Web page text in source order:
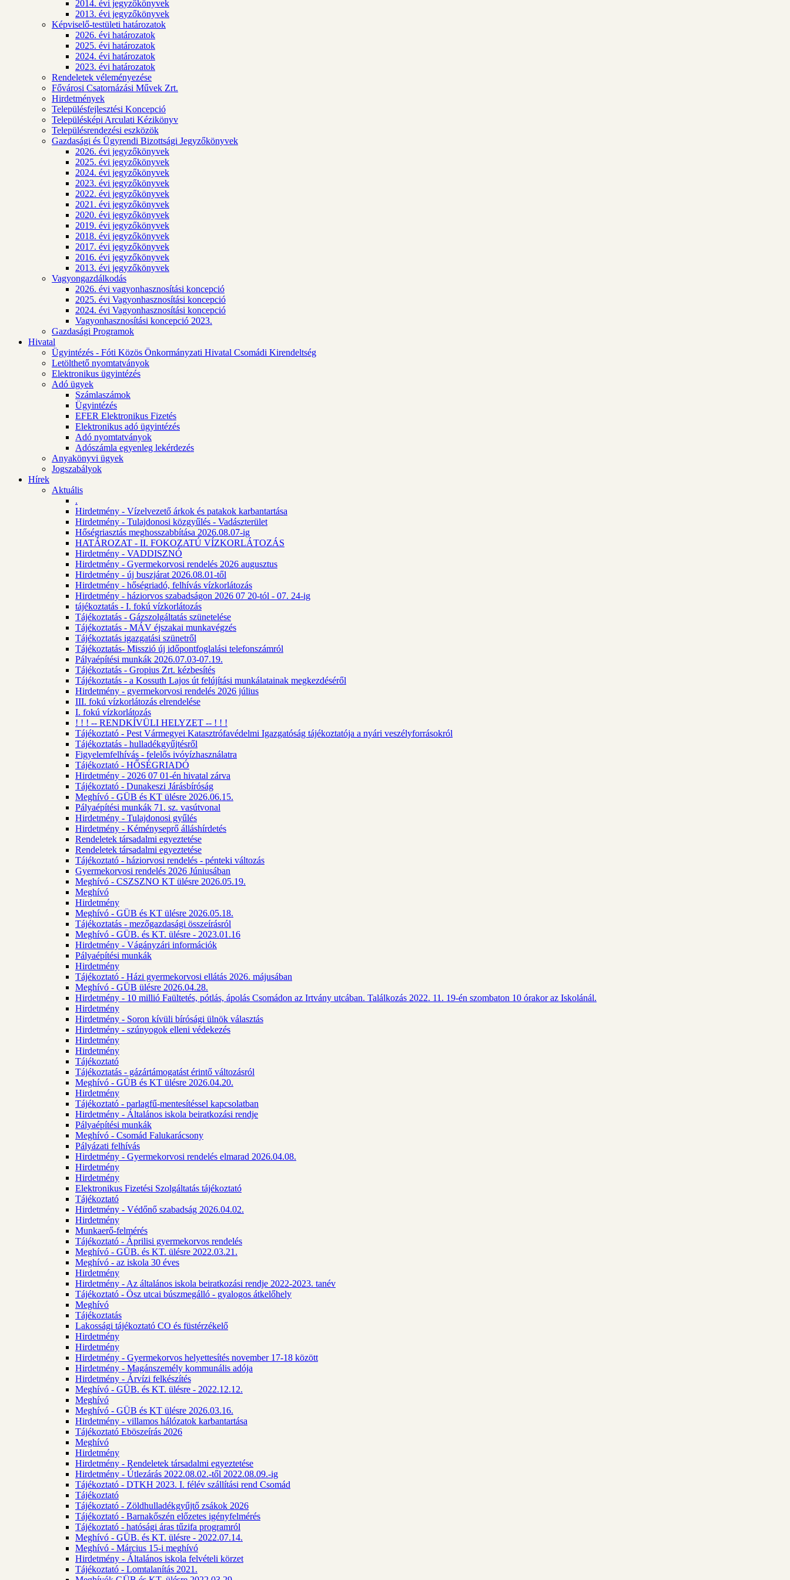
2014. évi jegyzőkönyvek
2013. évi jegyzőkönyvek
Képviselő-testületi határozatok
2026. évi határozatok
2025. évi határozatok
2024. évi határozatok
2023. évi határozatok
Rendeletek véleményezése
Fővárosi Csatornázási Művek Zrt.
Hirdetmények
Településfejlesztési Koncepció
Településképi Arculati Kézikönyv
Településrendezési eszközök
Gazdasági és Ügyrendi Bizottsági Jegyzőkönyvek
2026. évi jegyzőkönyvek
2025. évi jegyzőkönyvek
2024. évi jegyzőkönyvek
2023. évi jegyzőkönyvek
2022. évi jegyzőkönyvek
2021. évi jegyzőkönyvek
2020. évi jegyzőkönyvek
2019. évi jegyzőkönyvek
2018. évi jegyzőkönyvek
2017. évi jegyzőkönyvek
2016. évi jegyzőkönyvek
2013. évi jegyzőkönyvek
Vagyongazdálkodás
2026. évi vagyonhasznosítási koncepció
2025. évi Vagyonhasznosítási koncepció
2024. évi Vagyonhasznosítási koncepció
Vagyonhasznosítási koncepció 2023.
Gazdasági Programok
Hivatal
Ügyintézés - Fóti Közös Önkormányzati Hivatal Csomádi Kirendeltség
Letölthető nyomtatványok
Elektronikus ügyintézés
Adó ügyek
Számlaszámok
Ügyintézés
EFER Elektronikus Fizetés
Elektronikus adó ügyintézés
Adó nyomtatványok
Adószámla egyenleg lekérdezés
Anyakönyvi ügyek
Jogszabályok
Hírek
Aktuális
.
Hirdetmény - Vízelvezető árkok és patakok karbantartása
Hirdetmény - Tulajdonosi közgyűlés - Vadászterület
Hőségriasztás meghosszabbítása 2026.08.07-ig
HATÁROZAT - II. FOKOZATÚ VÍZKORLÁTOZÁS
Hirdetmény - VADDISZNÓ
Hirdetmény - Gyermekorvosi rendelés 2026 augusztus
Hirdetmény - új buszjárat 2026.08.01-től
Hirdetmény - hőségriadó, felhívás vízkorlátozás
Hirdetmény - háziorvos szabadságon 2026 07 20-tól - 07. 24-ig
tájékoztatás - I. fokú vízkorlátozás
Tájékoztatás - Gázszolgáltatás szünetelése
Tájékoztatás - MÁV éjszakai munkavégzés
Tájékoztatás igazgatási szünetről
Tájékoztatás- Misszió új időpontfoglalási telefonszámról
Pályaépítési munkák 2026.07.03-07.19.
Tájékoztatás - Gropius Zrt. kézbesítés
Tájékoztatás - a Kossuth Lajos út felújítási munkálatainak megkezdéséről
Hirdetmény - gyermekorvosi rendelés 2026 július
III. fokú vízkorlátozás elrendelése
I. fokú vízkorlátozás
! ! ! -- RENDKÍVÜLI HELYZET -- ! ! !
Tájékoztató - Pest Vármegyei Katasztrófavédelmi Igazgatóság tájékoztatója a nyári veszélyforrásokról
Tájékoztatás - hulladékgyűjtésről
Figyelemfelhívás - felelős ivóvízhasználatra
Tájékoztató - HŐSÉGRIADÓ
Hirdetmény - 2026 07 01-én hivatal zárva
Tájékoztató - Dunakeszi Járásbíróság
Meghívó - GÜB és KT ülésre 2026.06.15.
Pályaépítési munkák 71. sz. vasútvonal
Hirdetmény - Tulajdonosi gyűlés
Hirdetmény - Kéményseprő álláshírdetés
Rendeletek társadalmi egyeztetése
Rendeletek társadalmi egyeztetése
Tájékoztató - háziorvosi rendelés - pénteki változás
Gyermekorvosi rendelés 2026 Júniusában
Meghívó - CSZSZNO KT ülésre 2026.05.19.
Meghívó
Hirdetmény
Meghívó - GÜB és KT ülésre 2026.05.18.
Tájékoztatás - mezőgazdasági összeírásról
Meghívó - GÜB. és KT. ülésre - 2023.01.16
Hirdetmény - Vágányzári információk
Pályaépítési munkák
Hirdetmény
Tájékoztató - Házi gyermekorvosi ellátás 2026. májusában
Meghívó - GÜB ülésre 2026.04.28.
Hirdetmény - 10 millió Faültetés, pótlás, ápolás Csomádon az Irtvány utcában. Találkozás 2022. 11. 19-én szombaton 10 órakor az Iskolánál.
Hirdetmény
Hirdetmény - Soron kívüli bírósági ülnök választás
Hirdetmény - szúnyogok elleni védekezés
Hirdetmény
Hirdetmény
Tájékoztató
Tájékoztatás - gázártámogatást érintő változásról
Meghívó - GÜB és KT ülésre 2026.04.20.
Hirdetmény
Tájékoztató - parlagfű-mentesítéssel kapcsolatban
Hirdetmény - Általános iskola beiratkozási rendje
Pályaépítési munkák
Meghívó - Csomád Falukarácsony
Pályázati felhívás
Hirdetmény - Gyermekorvosi rendelés elmarad 2026.04.08.
Hirdetmény
Hirdetmény
Elektronikus Fizetési Szolgáltatás tájékoztató
Tájékoztató
Hirdetmény - Védőnő szabadság 2026.04.02.
Hirdetmény
Munkaerő-felmérés
Tájékoztató - Áprilisi gyermekorvos rendelés
Meghívó - GÜB. és KT. ülésre 2022.03.21.
Meghívó - az iskola 30 éves
Hirdetmény
Hirdetmény - Az általános iskola beiratkozási rendje 2022-2023. tanév
Tájékoztató - Ösz utcai búszmegálló - gyalogos átkelőhely
Meghívó
Tájékoztatás
Lakossági tájékoztató CO és füstérzékelő
Hirdetmény
Hirdetmény
Hirdetmény - Gyermekorvos helyettesítés november 17-18 között
Hirdetmény - Magánszemély kommunális adója
Hirdetmény - Árvízi felkészítés
Meghívó - GÜB. és KT. ülésre - 2022.12.12.
Meghívó
Meghívó - GÜB és KT ülésre 2026.03.16.
Hirdetmény - villamos hálózatok karbantartása
Tájékoztató Eböszeírás 2026
Meghívó
Hirdetmény
Hirdetmény - Rendeletek társadalmi egyeztetése
Hirdetmény - Útlezárás 2022.08.02.-től 2022.08.09.-ig
Tájékoztató - DTKH 2023. I. félév szállítási rend Csomád
Tájékoztató
Tájékoztató - Zöldhulladékgyűjtő zsákok 2026
Tájékoztató - Barnakőszén előzetes igényfelmérés
Tájékoztató - hatósági áras tűzifa programról
Meghívó - GÜB. és KT. ülésre - 2022.07.14.
Meghívó - Március 15-i meghívó
Hirdetmény - Általános iskola felvételi körzet
Tájékoztató - Lomtalanítás 2021.